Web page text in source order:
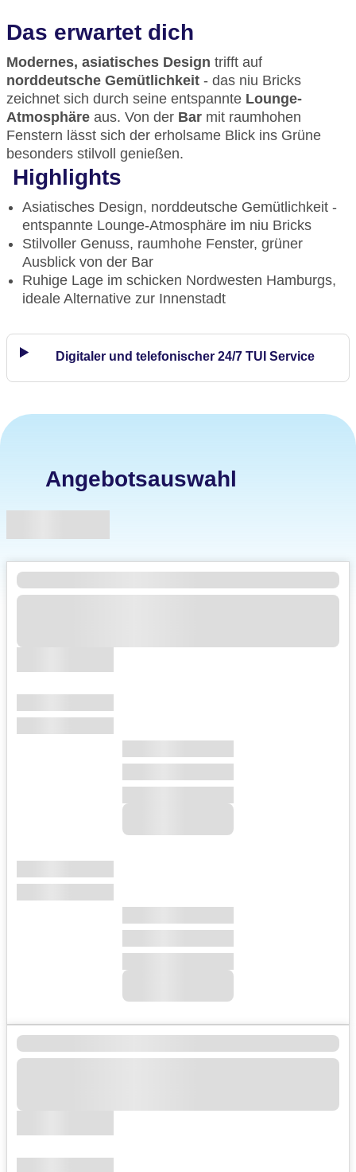
Das erwartet dich
Modernes, asiatisches Design trifft auf
norddeutsche Gemütlichkeit - das niu Bricks
zeichnet sich durch seine entspannte Lounge-
Atmosphäre aus. Von der Bar mit raumhohen
Fenstern lässt sich der erholsame Blick ins Grüne
besonders stilvoll genießen.
Highlights
Asiatisches Design, norddeutsche Gemütlichkeit -
entspannte Lounge-Atmosphäre im niu Bricks
Stilvoller Genuss, raumhohe Fenster, grüner
Ausblick von der Bar
Ruhige Lage im schicken Nordwesten Hamburgs,
ideale Alternative zur Innenstadt
Digitaler und telefonischer 24/7 TUI Service
Angebotsauswahl